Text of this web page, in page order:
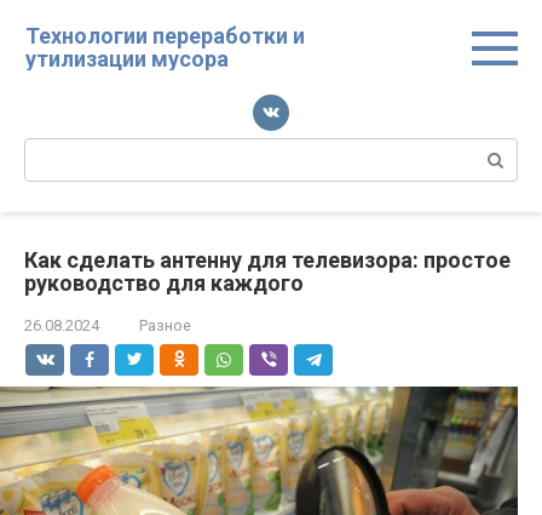
контенту
Технологии переработки и
утилизации мусора
Поиск:
Как сделать антенну для телевизора: простое
руководство для каждого
26.08.2024 Разное